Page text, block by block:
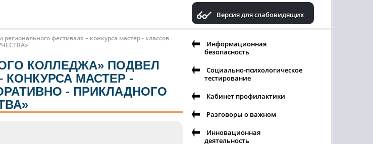
Версия для слабовидящих
фестиваля – конкурса мастер - классов
КОЛЛЕДЖА» ПОДВЕЛ
МАСТЕР -
- ПРИКЛАДНОГО
Информационная
безопасность
Социально-психологическое
тестирование
Кабинет профилактики
Разговоры о важном
Инновационная
деятельность